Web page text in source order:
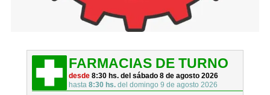
FARMACIAS DE TURNO
desde8:30 hs. del sábado 8 de agosto 2026
hasta8:30 hs. del domingo 9 de agosto 2026